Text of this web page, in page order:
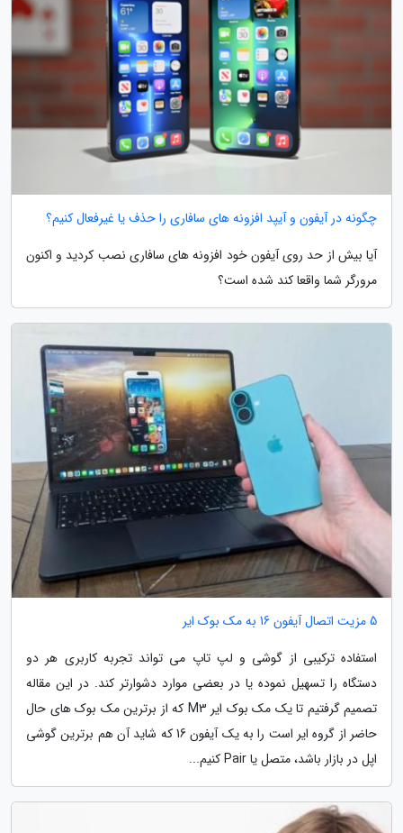
چگونه در آیفون و آیپد افزونه های سافاری را حذف یا غیرفعال کنیم؟
آیا بیش از حد روی آیفون خود افزونه های سافاری نصب کردید و اکنون
مرورگر شما واقعا کند شده است؟
5 مزیت اتصال آیفون 16 به مک بوک ایر
استفاده ترکیبی از گوشی و لپ تاپ می تواند تجربه کاربری هر دو
دستگاه را تسهیل نموده یا در بعضی موارد دشوارتر کند. در این مقاله
تصمیم گرفتیم تا یک مک بوک ایر M3 که از برترین مک بوک های حال
حاضر از گروه ایر است را به یک آیفون 16 که شاید آن هم برترین گوشی
اپل در بازار باشد، متصل یا Pair کنیم...